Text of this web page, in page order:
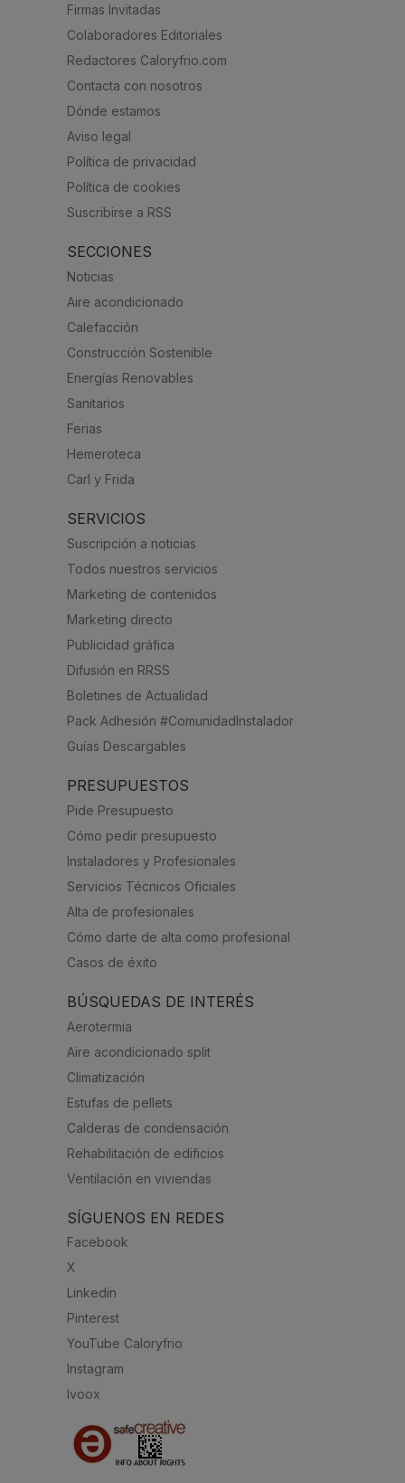
Firmas Invitadas
Colaboradores Editoriales
Redactores Caloryfrio.com
Contacta con nosotros
Dónde estamos
Aviso legal
Política de privacidad
Política de cookies
Suscribirse a RSS
SECCIONES
Noticias
Aire acondicionado
Calefacción
Construcción Sostenible
Energías Renovables
Sanitarios
Ferias
Hemeroteca
Carl y Frida
SERVICIOS
Suscripción a noticias
Todos nuestros servicios
Marketing de contenidos
Marketing directo
Publicidad gráfica
Difusión en RRSS
Boletines de Actualidad
Pack Adhesión #ComunidadInstalador
Guías Descargables
PRESUPUESTOS
Pide Presupuesto
Cómo pedir presupuesto
Instaladores y Profesionales
Servicios Técnicos Oficiales
Alta de profesionales
Cómo darte de alta como profesional
Casos de éxito
BÚSQUEDAS DE INTERÉS
Aerotermia
Aire acondicionado split
Climatización
Estufas de pellets
Calderas de condensación
Rehabilitación de edificios
Ventilación en viviendas
SÍGUENOS EN REDES
Facebook
X
Linkedin
Pinterest
YouTube Caloryfrio
Instagram
Ivoox